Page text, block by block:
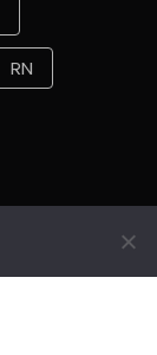
RN